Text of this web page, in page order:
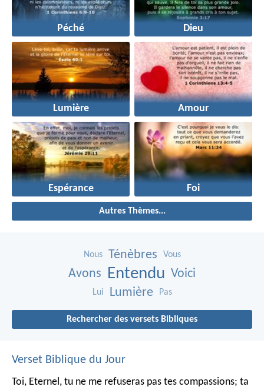
Péché Dieu
Lumière Amour
Espérance Foi
Autres Thèmes...
Nous Ténèbres Vous
Avons Entendu Voici
Lui Lumière Pas
Rechercher des versets Bibliques
Verset Biblique du Jour
Toi, Eternel, tu ne me refuseras pas tes compassions; ta